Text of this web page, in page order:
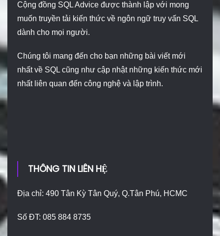
Cộng đồng SQL Advice được thành lập với mong
muốn truyền tải kiến thức về ngôn ngữ truy vấn SQL
dành cho mọi người.
Chúng tôi mang đến cho bạn những bài viết mới
nhất về SQL cũng như cập nhật những kiến thức mới
nhất liên quan đến công nghệ và lập trình.
THÔNG TIN LIÊN HỆ
Địa chỉ: 490 Tân Kỳ Tân Quý, Q.Tân Phú, HCMC
Số ĐT: 085 884 8735